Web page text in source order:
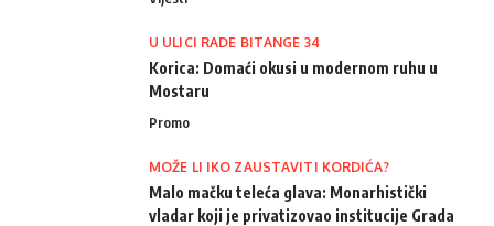
U ULICI RADE BITANGE 34
Korica: Domaći okusi u modernom ruhu u
Mostaru
Promo
MOŽE LI IKO ZAUSTAVITI KORDIĆA?
Malo mačku teleća glava: Monarhistički
vladar koji je privatizovao institucije Grada